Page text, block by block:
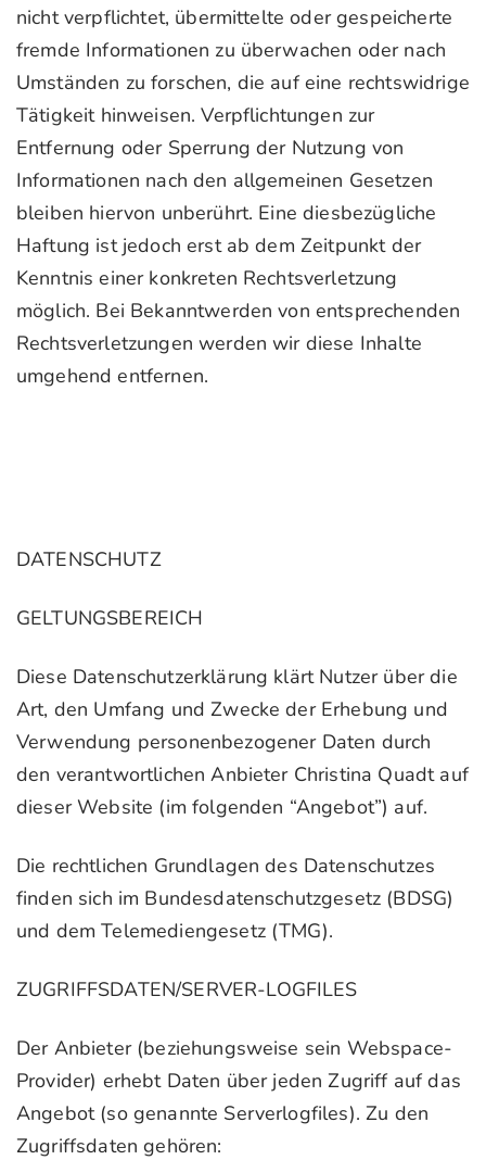
nicht verpflichtet, übermittelte oder gespeicherte
fremde Informationen zu überwachen oder nach
Umständen zu forschen, die auf eine rechtswidrige
Tätigkeit hinweisen. Verpflichtungen zur
Entfernung oder Sperrung der Nutzung von
Informationen nach den allgemeinen Gesetzen
bleiben hiervon unberührt. Eine diesbezügliche
Haftung ist jedoch erst ab dem Zeitpunkt der
Kenntnis einer konkreten Rechtsverletzung
möglich. Bei Bekanntwerden von entsprechenden
Rechtsverletzungen werden wir diese Inhalte
umgehend entfernen.
DATENSCHUTZ
GELTUNGSBEREICH
Diese Datenschutzerklärung klärt Nutzer über die
Art, den Umfang und Zwecke der Erhebung und
Verwendung personenbezogener Daten durch
den verantwortlichen Anbieter Christina Quadt auf
dieser Website (im folgenden “Angebot”) auf.
Die rechtlichen Grundlagen des Datenschutzes
finden sich im Bundesdatenschutzgesetz (BDSG)
und dem Telemediengesetz (TMG).
ZUGRIFFSDATEN/SERVER-LOGFILES
Der Anbieter (beziehungsweise sein Webspace-
Provider) erhebt Daten über jeden Zugriff auf das
Angebot (so genannte Serverlogfiles). Zu den
Zugriffsdaten gehören: